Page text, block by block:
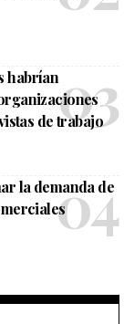
habrían
de trabajo
la demanda de